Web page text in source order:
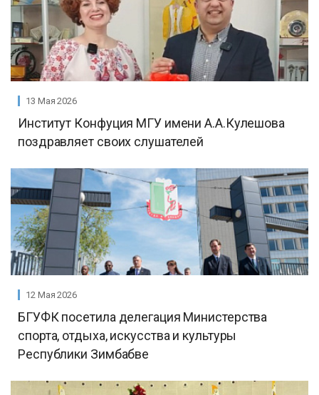
13 Мая 2026
Институт Конфуция МГУ имени А.А.Кулешова
поздравляет своих слушателей
12 Мая 2026
БГУФК посетила делегация Министерства
спорта, отдыха, искусства и культуры
Республики Зимбабве